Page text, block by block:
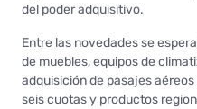
del poder adquisitivo.
Entre las novedades se
de muebles, equipos de
adquisición de pasajes
seis cuotas y productos